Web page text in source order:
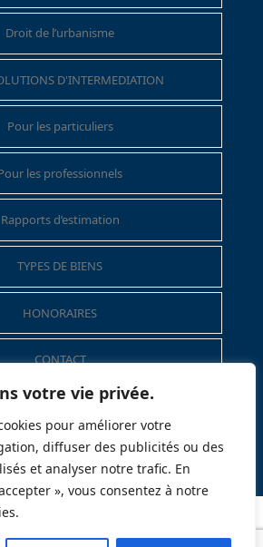
votre vie privée.
pour améliorer votre
diffuser des publicités ou des
et analyser notre trafic. En
», vous consentez à notre
Droit de l’urbanisme
D'INTERMEDIATION
Pour les particuliers
les professionnels
Rapports d’estimation
TYPES DE BIENS
HONORAIRES
CONTACT
Mentions légales
de données personnelles